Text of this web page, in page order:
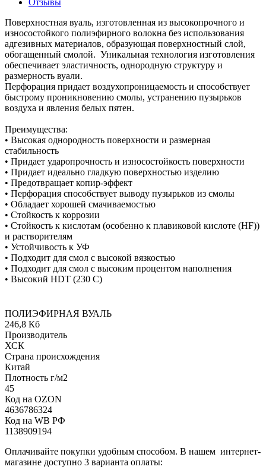
Поверхностная вуаль, изготовленная из высокопрочного и
износостойкого полиэфирного волокна без использования
адгезивных материалов, образующая поверхностный слой,
обогащенный смолой. Уникальная технология изготовления
обеспечивает эластичность, однородную структуру и
размерность вуали.
Перфорация придает воздухопроницаемость и способствует
быстрому проникновению смолы, устранению пузырьков
воздуха и явления белых пятен.
Преимущества:
• Высокая однородность поверхности и размерная
стабильность
• Придает ударопрочность и износостойкость поверхности
• Придает идеально гладкую поверхностью изделию
• Предотвращает копир-эффект
• Перфорация способствует выводу пузырьков из смолы
• Обладает хорошей смачиваемостью
• Стойкость к коррозии
• Стойкость к кислотам (особенно к плавиковой кислоте (HF))
и растворителям
• Устойчивость к УФ
• Подходит для смол с высокой вязкостью
• Подходит для смол с высоким процентом наполнения
• Высокий HDT (230 C)
ПОЛИЭФИРНАЯ ВУАЛЬ
246,8 Кб
Производитель
ХСК
Страна происхождения
Китай
Плотность г/м2
45
Код на OZON
4636786324
Код на WB РФ
1138909194
Оплачивайте покупки удобным способом. В нашем интернет-
магазине доступно 3 варианта оплаты: